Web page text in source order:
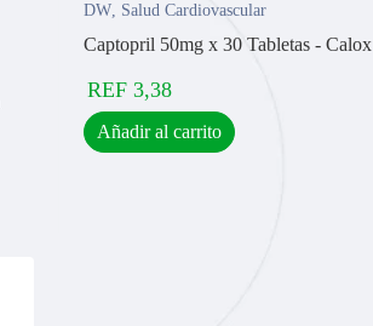
DW, Salud Cardiovascular
Captopril 50mg x 30 Tabletas - Calox
REF 3,38
Añadir al carrito